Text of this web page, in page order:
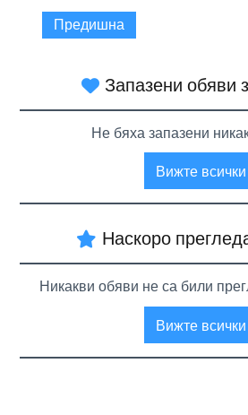
Предишна
Запазени обяви
Не бяха запазени
Вижте всички
Наскоро
Никакви обяви не са били
Вижте всички